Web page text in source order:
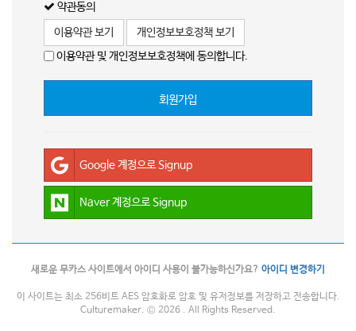
약관동의
이용약관 보기
개인정보보호정책 보기
이용약관 및 개인정보보호정책에 동의합니다.
회원가입
Google 계정으로 Signup
Naver 계정으로 Signup
새로운 무카스 사이트에서 아이디 사용이 불가능하신가요? 아이디 변경하기
이 사이트는 최소 256비트 AES 암호화로 암호 및 유저정보를 저장하고 전송합니다.
Culturemaker. © 2026 . All Rights Reserved.